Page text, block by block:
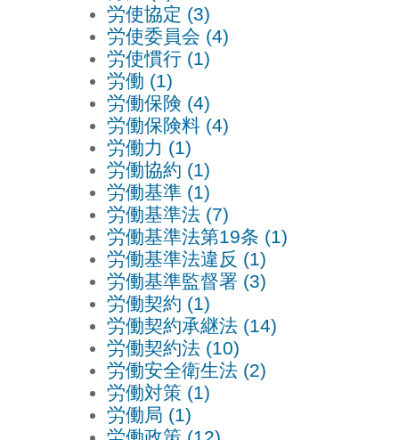
労使協定 (3)
労使委員会 (4)
労使慣行 (1)
労働 (1)
労働保険 (4)
労働保険料 (4)
労働力 (1)
労働協約 (1)
労働基準 (1)
労働基準法 (7)
労働基準法第19条 (1)
労働基準法違反 (1)
労働基準監督署 (3)
労働契約 (1)
労働契約承継法 (14)
労働契約法 (10)
労働安全衛生法 (2)
労働対策 (1)
労働局 (1)